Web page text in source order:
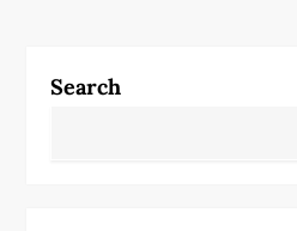
v
Search